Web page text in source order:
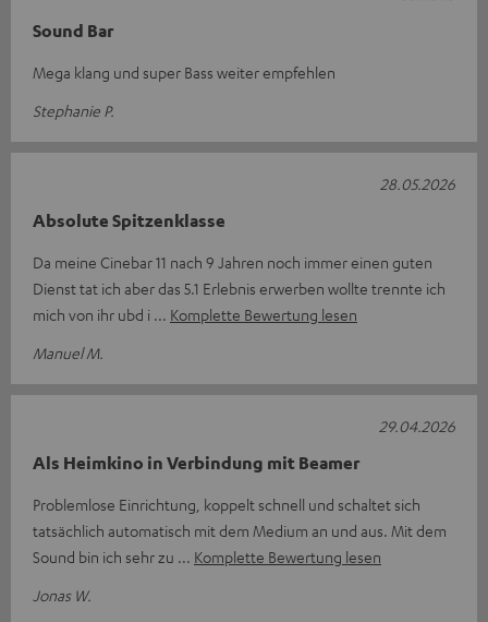
Sound Bar
Mega klang und super Bass weiter empfehlen
Stephanie P.
Absolute Spitzenklasse
Da meine Cinebar 11 nach 9 Jahren noch immer einen guten
Dienst tat ich aber das 5.1 Erlebnis erwerben wollte trennte ich
mich von ihr ubd i
Komplette Bewertung lesen
Manuel M.
28.05.2026
Als Heimkino in Verbindung mit Beamer
Problemlose Einrichtung, koppelt schnell und schaltet sich
tatsächlich automatisch mit dem Medium an und aus. Mit dem
Sound bin ich sehr zu
Komplette Bewertung lesen
Jonas W.
29.04.2026